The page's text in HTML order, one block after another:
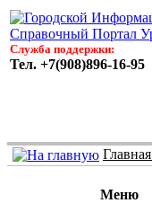
Служба поддержки:
Тел. +7(908)896-16-95
Главная
Меню